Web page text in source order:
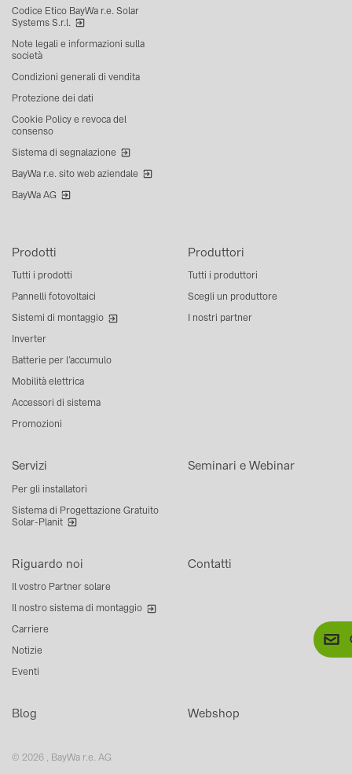
Prodotti
Tutti i prodotti
Pannelli fotovoltaici
Sistemi di montaggio
Inverter
Batterie per l’accumulo
Mobilità elettrica
Accessori di sistema
Promozioni
Produttori
Tutti i produttori
Scegli un produttore
I nostri partner
Servizi
Per gli installatori
Sistema di Progettazione Gratuito
Solar-Planit
Seminari e Webinar
Riguardo noi
Il vostro Partner solare
Il nostro sistema di montaggio
Carriere
Notizie
Eventi
Contatti
Blog Webshop
Codice Etico BayWa r.e. Solar
Systems S.r.l.
Note legali e informazioni sulla
società
Condizioni generali di vendita
Protezione dei dati
Cookie Policy e revoca del
consenso
Sistema di segnalazione
BayWa r.e. sito web aziendale
BayWa AG
© 2026 , BayWa r.e. AG